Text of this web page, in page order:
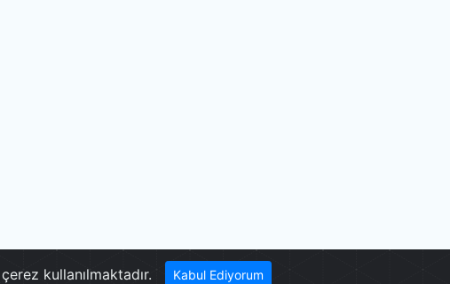
kullanılmaktadır. Kabul Ediyorum